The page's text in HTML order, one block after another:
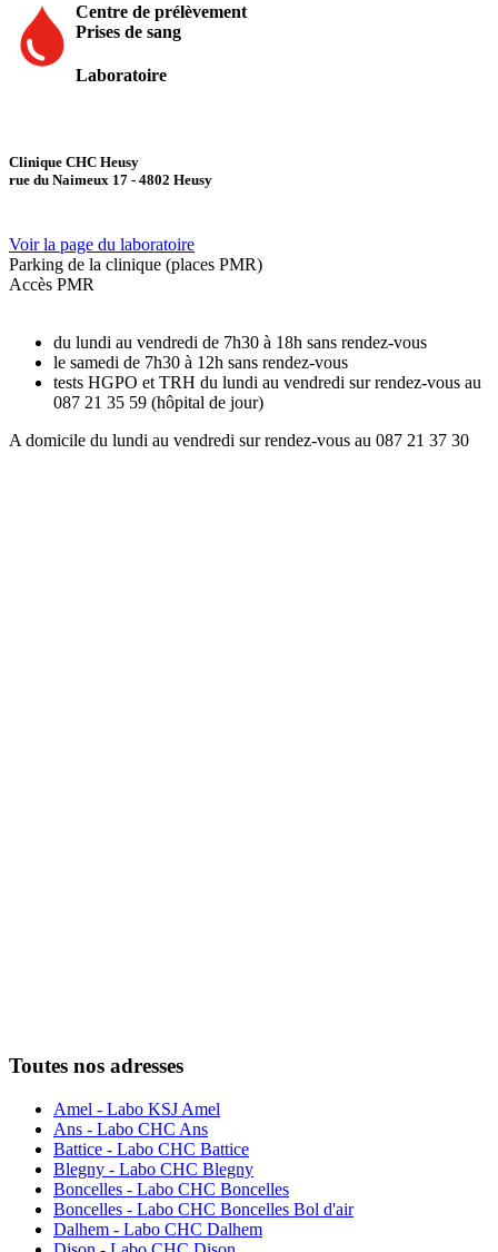
Centre de prélèvement
Prises de sang
Laboratoire
Clinique CHC Heusy
rue du Naimeux 17 - 4802 Heusy
Voir la page du laboratoire
Parking de la clinique (places PMR)
Accès PMR
du lundi au vendredi de 7h30 à 18h sans rendez-vous
le samedi de 7h30 à 12h sans rendez-vous
tests HGPO et TRH du lundi au vendredi sur rendez-vous au
087 21 35 59 (hôpital de jour)
A domicile du lundi au vendredi sur rendez-vous au 087 21 37 30
Toutes nos adresses
Amel - Labo KSJ Amel
Ans - Labo CHC Ans
Battice - Labo CHC Battice
Blegny - Labo CHC Blegny
Boncelles - Labo CHC Boncelles
Boncelles - Labo CHC Boncelles Bol d'air
Dalhem - Labo CHC Dalhem